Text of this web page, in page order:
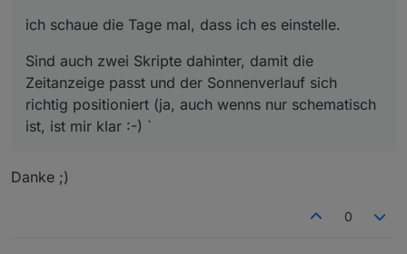
ich schaue die Tage mal, dass ich es einstelle.
Sind auch zwei Skripte dahinter, damit die
Zeitanzeige passt und der Sonnenverlauf sich
richtig positioniert (ja, auch wenns nur schematisch
ist, ist mir klar :-) `
Danke ;)
0